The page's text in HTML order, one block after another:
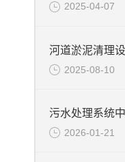
2025-04-07
河道淤泥清理
2025-08-10
2026-01-21